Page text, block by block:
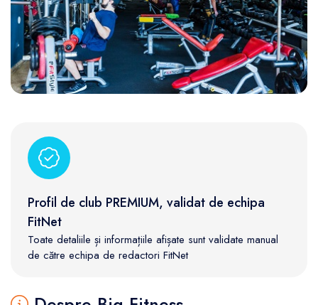
Profil de club PREMIUM, validat de echipa
FitNet
Toate detaliile și informațiile afișate sunt validate manual
de către echipa de redactori FitNet